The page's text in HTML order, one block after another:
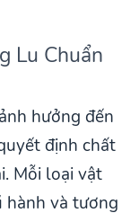
Lu Chuẩn
hưởng đến
định chất
Mỗi loại vật
hành và tương